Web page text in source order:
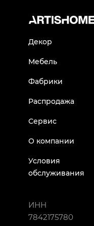
Декор
Мебель
Фабрики
Распродажа
Сервис
О компании
Условия
обслуживания
ИНН
7842175780